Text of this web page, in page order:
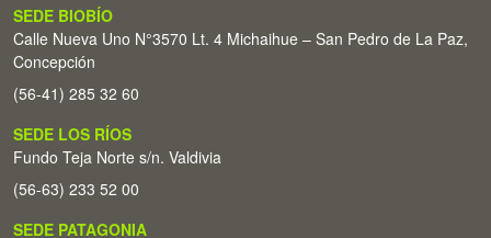
SEDE BIOBÍO
Calle Nueva Uno N°3570 Lt. 4 Michaihue – San Pedro de La Paz,
Concepción
(56-41) 285 32 60
SEDE LOS RÍOS
Fundo Teja Norte s/n. Valdivia
(56-63) 233 52 00
SEDE PATAGONIA